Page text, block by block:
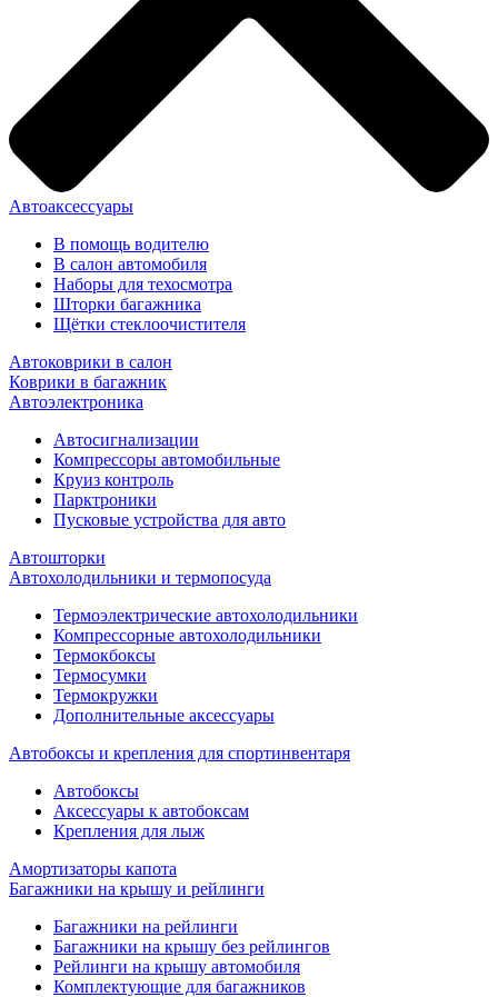
Автоаксессуары
В помощь водителю
В салон автомобиля
Наборы для техосмотра
Шторки багажника
Щётки стеклоочистителя
Автоковрики в салон
Коврики в багажник
Автоэлектроника
Автосигнализации
Компрессоры автомобильные
Круиз контроль
Парктроники
Пусковые устройства для авто
Автошторки
Автохолодильники и термопосуда
Термоэлектрические автохолодильники
Компрессорные автохолодильники
Термокбоксы
Термосумки
Термокружки
Дополнительные аксессуары
Автобоксы и крепления для спортинвентаря
Автобоксы
Аксессуары к автобоксам
Крепления для лыж
Амортизаторы капота
Багажники на крышу и рейлинги
Багажники на рейлинги
Багажники на крышу без рейлингов
Рейлинги на крышу автомобиля
Комплектующие для багажников